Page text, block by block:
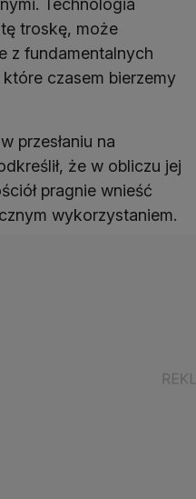
Technologia
troskę, może
z fundamentalnych
czasem bierzemy
przesłaniu na
że w obliczu jej
pragnie wnieść
wykorzystaniem.